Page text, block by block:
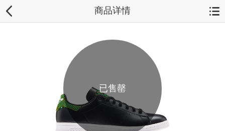
商品详情
已售罄